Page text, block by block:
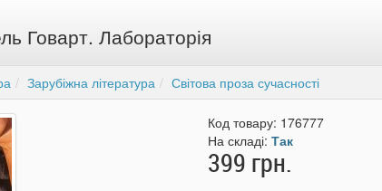
Говарт. Лабораторія
Зарубіжна література Світова проза сучасності
Код товару: 176777
На складі:Так
399 грн.